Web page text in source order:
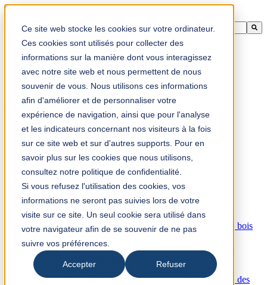
Ce site web stocke les cookies sur votre ordinateur.
Ces cookies sont utilisés pour collecter des
informations sur la manière dont vous interagissez
avec notre site web et nous permettent de nous
souvenir de vous. Nous utilisons ces informations
afin d'améliorer et de personnaliser votre
expérience de navigation, ainsi que pour l'analyse
et les indicateurs concernant nos visiteurs à la fois
sur ce site web et sur d'autres supports. Pour en
savoir plus sur les cookies que nous utilisons,
consultez notre politique de confidentialité.
Si vous refusez l'utilisation des cookies, vos
informations ne seront pas suivies lors de votre
visite sur ce site. Un seul cookie sera utilisé dans
votre navigateur afin de se souvenir de ne pas
suivre vos préférences.
Accepter Refuser
Il s'agit d'un champ de recherche avec une fonction de suggestion
Aucune suggestion, car le champ de recherche est vide.
fr-ca
Produits
Couteaux mécaniques pour l'industrie du papier
Industrie du papier et de la cellulose
Industrie du papier hygiénique
Finition d'impression
Machine à relier
Industrie de l'impression et de l'emballage
Racloirs et consommables
Couteaux et pièces d'usure pour plieuses
Couteaux mécaniques et scies pour l'industrie du bois
Outils pour l'industrie de la scierie
Couteaux pour l'industrie du placage et du
contreplaqué
Couteaux pour l'industrie de la cellulose
Couteaux et pièces d'usure pour l'industrie des